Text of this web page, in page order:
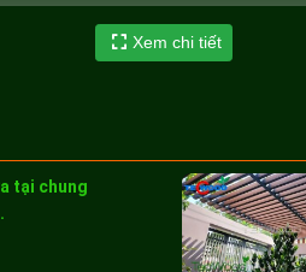
Xem chi tiết
tại chung